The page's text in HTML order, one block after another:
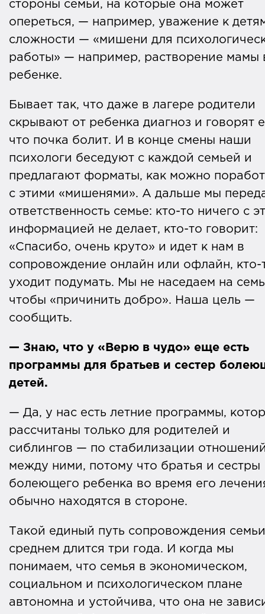
стороны семьи, на которые она может
опереться, — например, уважение к
сложности — «мишени для
работы» — например, растворение мамы
ребенке.
Бывает так, что даже в лагере родители
скрывают от ребенка диагноз и говорят
что почка болит. И в конце смены наши
психологи беседуют с каждой семьей и
предлагают форматы, как можно
с этими «мишенями». А дальше мы
ответственность семье: кто-то ничего с
информацией не делает, кто-то говорит:
«Спасибо, очень круто» и идет к нам в
сопровождение онлайн или офлайн, кто-
уходит подумать. Мы не наседаем на
чтобы «причинить добро». Наша цель —
сообщить.
— Знаю, что у «Верю в чудо» еще есть
программы для братьев и сестер
детей.
— Да, у нас есть летние программы,
рассчитаны только для родителей и
сиблингов — по стабилизации
между ними, потому что братья и сестры
болеющего ребенка во время его
обычно находятся в стороне.
Такой единый путь сопровождения
среднем длится три года. И когда мы
понимаем, что семья в экономическом,
социальном и психологическом плане
автономна и устойчива, что она не